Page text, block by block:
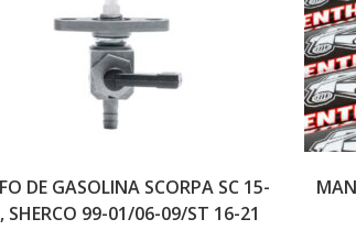
DE GASOLINA SCORPA SC 15-
SHERCO 99-01/06-09/ST 16-21